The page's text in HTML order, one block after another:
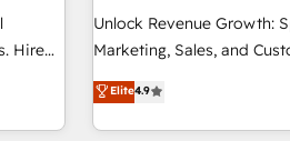
full data integrity. ➤
run your revenue
custom agents, and APIs
Ongoing Management:
Hire
and
the
and
Unlock Revenue Growth:
Marketing, Sales, and Customer
driving revenue growth
through tailored
strategies, utilizing
Elite4.9